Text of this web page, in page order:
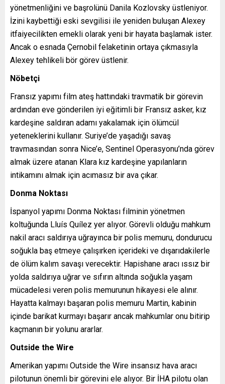
yönetmenliğini ve başrolünü Danila Kozlovsky üstleniyor.
İzini kaybettiği eski sevgilisi ile yeniden buluşan Alexey
itfaiyecilikten emekli olarak yeni bir hayata başlamak ister.
Ancak o esnada Çernobil felaketinin ortaya çıkmasıyla
Alexey tehlikeli bör görev üstlenir.
Nöbetçi
Fransız yapımı film ateş hattındaki travmatik bir görevin
ardından eve gönderilen iyi eğitimli bir Fransız asker, kız
kardeşine saldıran adamı yakalamak için ölümcül
yeteneklerini kullanır. Suriye’de yaşadığı savaş
travmasından sonra Nice’e, Sentinel Operasyonu’nda görev
almak üzere atanan Klara kız kardeşine yapılanların
intikamını almak için acımasız bir ava çıkar.
Donma Noktası
İspanyol yapımı Donma Noktası filminin yönetmen
koltuğunda Lluís Quílez yer alıyor. Görevli olduğu mahkum
nakil aracı saldırıya uğrayınca bir polis memuru, dondurucu
soğukla baş etmeye çalışırken içerideki ve dışarıdakilerle
de ölüm kalım savaşı verecektir. Hapishane aracı ıssız bir
yolda saldırıya uğrar ve sıfırın altında soğukla yaşam
mücadelesi veren polis memurunun hikayesi ele alınır.
Hayatta kalmayı başaran polis memuru Martin, kabinin
içinde barikat kurmayı başarır ancak mahkumlar onu bitirip
kaçmanın bir yolunu ararlar.
Outside the Wire
Amerikan yapımı Outside the Wire insansız hava aracı
pilotunun önemli bir görevini ele alıyor. Bir İHA pilotu olan